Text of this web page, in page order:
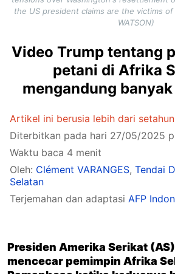
the US president claims are the victims
WATSON)
Video Trump tentang
petani di Afrika
mengandung
Artikel ini berusia lebih dari
Diterbitkan pada hari 27/05/2025
Waktu baca 4 menit
Oleh: Clément VARANGES, Tendai
Selatan
Terjemahan dan adaptasi AFP
Presiden Amerika Serikat
mencecar pemimpin Afrika